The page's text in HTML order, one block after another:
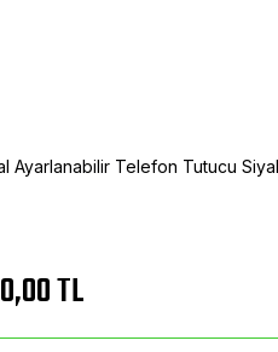
Ayarlanabilir Telefon Tutucu
TL